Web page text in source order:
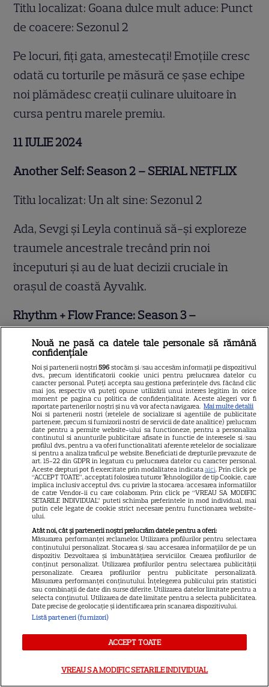
Titlu localizat: Goana dulce mult aduce: Punct
de coacere: Sezonul 2
Pe locuri, fiți gata, amestecați! Emoțiile cresc
odată cu torturile pe măsură ce șase echipe
noi plămădesc creații culinare uluitoare în
cursa pentru marele premiu.
11 IULIE 2024
Another Self: Season 2 – SERIAL NETFLIX
Titlu localizat: Un alt sine: Sezonul 2
Ada, Sevgi și Leyla continuă să-și exploreze
traumele ancestrale trecând prin noi
începuturi și au de luat decizii cruciale în
orașul de coastă Ayvalık.
Rhythm + Flow France: Season 3 –
Titlu localizat :Ritm + rimă: Franța: Sezonul 3
Juriu nou, reguli noi. Jurații vedetă SCH, SDM
și Aya Nakamura intră în ritm și caută să
încoroneze cel mai nou talent din rapul
francez.
12 IULIE 2024
Exploding Kittens – SERIAL NETFLIX
O luptă supremă se iscă între bine și rău când
Dumnezeu și rivalul său, urmașul Satanei,
sunt trimiși pe Pământ să trăiască cu
oamenii sub forma unor pisici vorbitoare.
17 IULIE 2024
Simone Biles Rising – SERIAL SPORTIV
Nouă ne pasă ca datele tale personale să rămână
confidențiale
Noi și partenerii noștri596 stocăm și/sau accesăm informații pe dispozitivul
dvs., precum identificatorii cookie unici pentru prelucrarea datelor cu
caracter personal. Puteți accepta sau gestiona preferințele dvs. făcând clic
mai jos, respectiv vă puteți opune utilizării unui interes legitim în orice
moment pe pagina cu politica de confidențialitate. Aceste alegeri vor fi
raportate partenerilor noștri și nu vă vor afecta navigarea. Mai multe detalii
Noi si partenerii nostri (retelele de socializare si agentiile de publicitate
partenere, precum si furnizorii nostri de servicii de date analitice) prelucram
date pentru a permite website-ului sa functioneze, pentru a personaliza
continutul si anunturile publicitare afisate in functie de interesele si/sau
profilul dvs., pentru a va oferi functionalitati aferente retelelor de socializare
si pentru a analiza traficul pe website. Beneficiati de drepturile prevazute de
art. 15-22 din GDPR in legatura cu prelucrarea datelor cu caracter personal.
Aceste drepturi pot fi exercitate prin modalitatea indicataaici. Prin click pe
“ACCEPT TOATE”, acceptati folosirea tuturor Tehnologiilor de tip Cookie, care
implica inclusiv acceptul dvs. cu privire la stocarea/accesarea informatiilor
de catre Vendor-ii cu care colaboram. Prin click pe “VREAU SA MODIFIC
SETARILE INDIVIDUAL” puteti schimba preferintele in mod individual, mai
putin cele legate de cookie strict necesare pentru functionarea website-
ului.
Atât noi, cât și partenerii noștri prelucrăm datele pentru a oferi:
Măsurarea performanței reclamelor. Utilizarea profilurilor pentru selectarea
conținutului personalizat. Stocarea și/sau accesarea informațiilor de pe un
dispozitiv. Dezvoltarea și îmbunătățirea serviciilor. Crearea profilurilor de
conținut personalizat. Utilizarea profilurilor pentru selectarea publicității
personalizate. Crearea profilurilor pentru publicitate personalizată.
Măsurarea performanței conținutului. Înțelegerea publicului prin statistici
sau combinații de date din surse diferite. Utilizarea datelor limitate pentru a
selecta conținutul. Utilizarea de date limitate pentru a selecta publicitatea.
Date precise de geolocație și identificarea prin scanarea dispozitivului.
Listă parteneri (furnizori)
ACCEPT TOATE
VREAU SA MODIFIC SETARILE INDIVIDUAL